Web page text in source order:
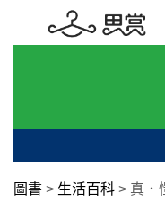
圖書 > 生活百科 > 真．